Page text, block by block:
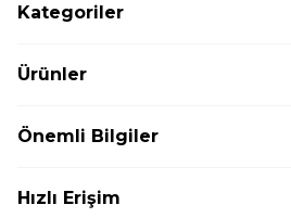
Kategoriler
Ürünler
Önemli Bilgiler
Hızlı Erişim